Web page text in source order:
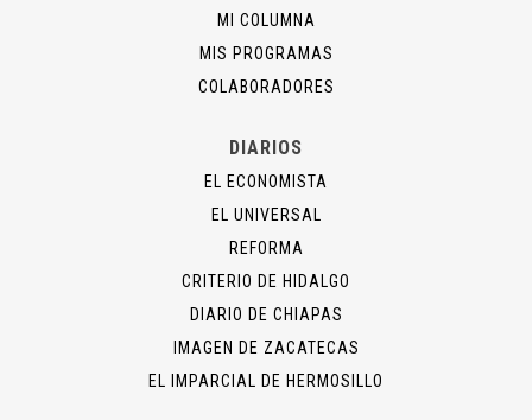
MI COLUMNA
MIS PROGRAMAS
COLABORADORES
DIARIOS
EL ECONOMISTA
EL UNIVERSAL
REFORMA
CRITERIO DE HIDALGO
DIARIO DE CHIAPAS
IMAGEN DE ZACATECAS
EL IMPARCIAL DE HERMOSILLO